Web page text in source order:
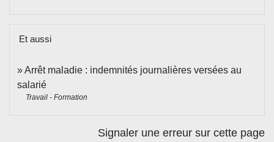
Et aussi
Arrêt maladie : indemnités journalières versées au
salarié
Travail - Formation
Signaler une erreur sur cette page